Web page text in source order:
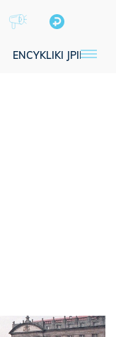
ENCYKLIKI JPII